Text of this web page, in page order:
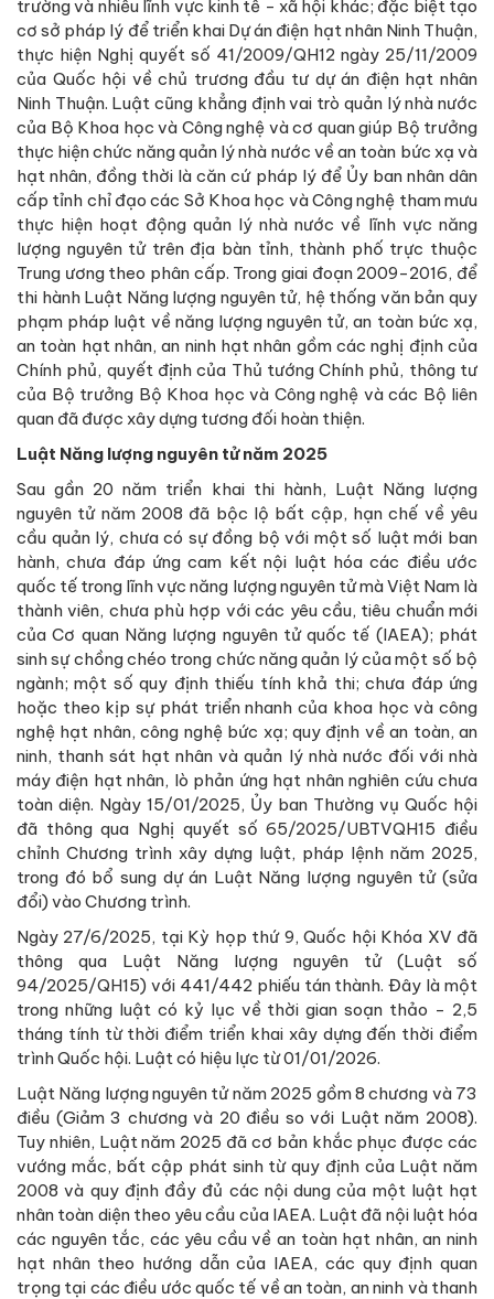
trường và nhiều lĩnh vực kinh tế - xã hội khác; đặc biệt tạo
cơ sở pháp lý để triển khai Dự án điện hạt nhân Ninh Thuận,
thực hiện Nghị quyết số 41/2009/QH12 ngày 25/11/2009
của Quốc hội về chủ trương đầu tư dự án điện hạt nhân
Ninh Thuận. Luật cũng khẳng định vai trò quản lý nhà nước
của Bộ Khoa học và Công nghệ và cơ quan giúp Bộ trưởng
thực hiện chức năng quản lý nhà nước về an toàn bức xạ và
hạt nhân, đồng thời là căn cứ pháp lý để Ủy ban nhân dân
cấp tỉnh chỉ đạo các Sở Khoa học và Công nghệ tham mưu
thực hiện hoạt động quản lý nhà nước về lĩnh vực năng
lượng nguyên tử trên địa bàn tỉnh, thành phố trực thuộc
Trung ương theo phân cấp. Trong giai đoạn 2009-2016, để
thi hành Luật Năng lượng nguyên tử, hệ thống văn bản quy
phạm pháp luật về năng lượng nguyên tử, an toàn bức xạ,
an toàn hạt nhân, an ninh hạt nhân gồm các nghị định của
Chính phủ, quyết định của Thủ tướng Chính phủ, thông tư
của Bộ trưởng Bộ Khoa học và Công nghệ và các Bộ liên
quan đã được xây dựng tương đối hoàn thiện.
Luật Năng lượng nguyên tử năm 2025
Sau gần 20 năm triển khai thi hành, Luật Năng lượng
nguyên tử năm 2008 đã bộc lộ bất cập, hạn chế về yêu
cầu quản lý, chưa có sự đồng bộ với một số luật mới ban
hành, chưa đáp ứng cam kết nội luật hóa các điều ước
quốc tế trong lĩnh vực năng lượng nguyên tử mà Việt Nam là
thành viên, chưa phù hợp với các yêu cầu, tiêu chuẩn mới
của Cơ quan Năng lượng nguyên tử quốc tế (IAEA); phát
sinh sự chồng chéo trong chức năng quản lý của một số bộ
ngành; một số quy định thiếu tính khả thi; chưa đáp ứng
hoặc theo kịp sự phát triển nhanh của khoa học và công
nghệ hạt nhân, công nghệ bức xạ; quy định về an toàn, an
ninh, thanh sát hạt nhân và quản lý nhà nước đối với nhà
máy điện hạt nhân, lò phản ứng hạt nhân nghiên cứu chưa
toàn diện. Ngày 15/01/2025, Ủy ban Thường vụ Quốc hội
đã thông qua Nghị quyết số 65/2025/UBTVQH15 điều
chỉnh Chương trình xây dựng luật, pháp lệnh năm 2025,
trong đó bổ sung dự án Luật Năng lượng nguyên tử (sửa
đổi) vào Chương trình.
Ngày 27/6/2025, tại Kỳ họp thứ 9, Quốc hội Khóa XV đã
thông qua Luật Năng lượng nguyên tử (Luật số
94/2025/QH15) với 441/442 phiếu tán thành. Đây là một
trong những luật có kỷ lục về thời gian soạn thảo - 2,5
tháng tính từ thời điểm triển khai xây dựng đến thời điểm
trình Quốc hội. Luật có hiệu lực từ 01/01/2026.
Luật Năng lượng nguyên tử năm 2025 gồm 8 chương và 73
điều (Giảm 3 chương và 20 điều so với Luật năm 2008).
Tuy nhiên, Luật năm 2025 đã cơ bản khắc phục được các
vướng mắc, bất cập phát sinh từ quy định của Luật năm
2008 và quy định đầy đủ các nội dung của một luật hạt
nhân toàn diện theo yêu cầu của IAEA. Luật đã nội luật hóa
các nguyên tắc, các yêu cầu về an toàn hạt nhân, an ninh
hạt nhân theo hướng dẫn của IAEA, các quy định quan
trọng tại các điều ước quốc tế về an toàn, an ninh và thanh